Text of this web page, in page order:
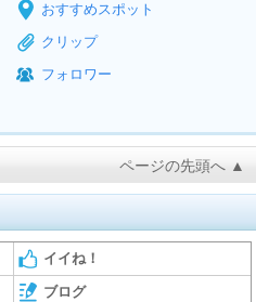
おすすめスポット
クリップ
フォロワー
ページの先頭へ ▲
イイね！
ブログ